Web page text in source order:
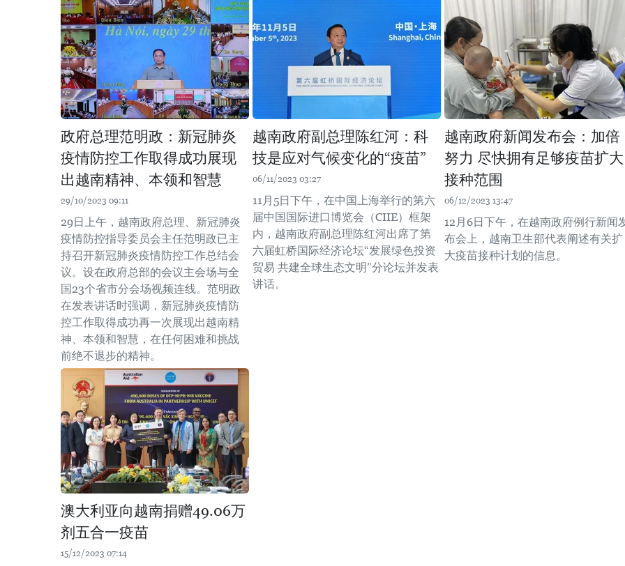
政府总理范明政：新冠肺炎
疫情防控工作取得成功展现
出越南精神、本领和智慧
29/10/2023 09:11
29日上午，越南政府总理、新冠肺炎
疫情防控指导委员会主任范明政已主
持召开新冠肺炎疫情防控工作总结会
议。设在政府总部的会议主会场与全
国23个省市分会场视频连线。范明政
在发表讲话时强调，新冠肺炎疫情防
控工作取得成功再一次展现出越南精
神、本领和智慧，在任何困难和挑战
前绝不退步的精神。
越南政府副总理陈红河：科
技是应对气候变化的“疫苗”
06/11/2023 03:27
11月5日下午，在中国上海举行的第六
届中国国际进口博览会（CIIE）框架
内，越南政府副总理陈红河出席了第
六届虹桥国际经济论坛“发展绿色投资
贸易 共建全球生态文明”分论坛并发表
讲话。
越南政府新闻发布会：加倍
努力 尽快拥有足够疫苗扩大
接种范围
06/12/2023 13:47
12月6日下午，在越南政府例行新闻
布会上，越南卫生部代表阐述有关扩
大疫苗接种计划的信息。
澳大利亚向越南捐赠49.06万
剂五合一疫苗
15/12/2023 07:14